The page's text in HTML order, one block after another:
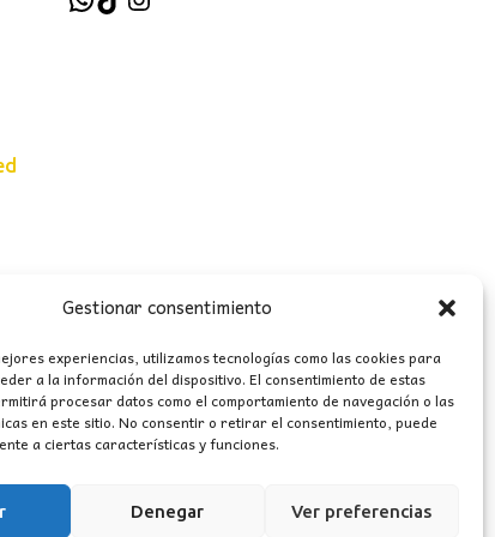
Gestionar consentimiento
experiencias, utilizamos tecnologías como las cookies para
a la información del dispositivo. El consentimiento de estas
procesar datos como el comportamiento de navegación o las
en este sitio. No consentir o retirar el consentimiento, puede
a ciertas características y funciones.
Denegar Ver preferencias